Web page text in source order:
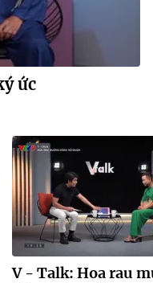
ức
V - Talk: Hoa rau